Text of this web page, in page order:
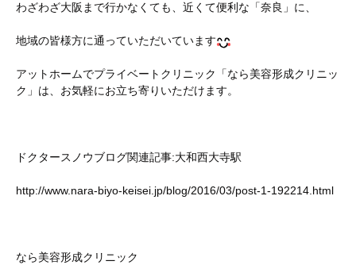
わざわざ大阪まで行かなくても、近くて便利な「奈良」に、
地域の皆様方に通っていただいています
アットホームでプライベートクリニック「なら美容形成クリニッ
ク」は、お気軽にお立ち寄りいただけます。
ドクタースノウブログ関連記事:大和西大寺駅
http://www.nara-biyo-keisei.jp/blog/2016/03/post-1-192214.html
なら美容形成クリニック